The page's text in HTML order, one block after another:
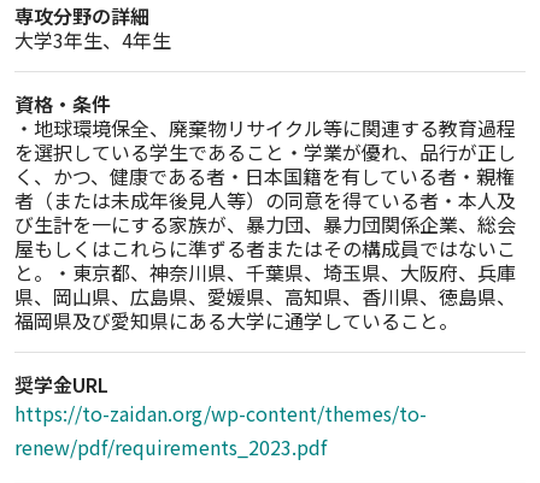
専攻分野の詳細
大学3年生、4年生
資格・条件
・地球環境保全、廃棄物リサイクル等に関連する教育過程
を選択している学生であること・学業が優れ、品行が正し
く、かつ、健康である者・日本国籍を有している者・親権
者（または未成年後見人等）の同意を得ている者・本人及
び生計を一にする家族が、暴力団、暴力団関係企業、総会
屋もしくはこれらに準ずる者またはその構成員ではないこ
と。・東京都、神奈川県、千葉県、埼玉県、大阪府、兵庫
県、岡山県、広島県、愛媛県、高知県、香川県、徳島県、
福岡県及び愛知県にある大学に通学していること。
奨学金URL
https://to-zaidan.org/wp-content/themes/to-
renew/pdf/requirements_2023.pdf